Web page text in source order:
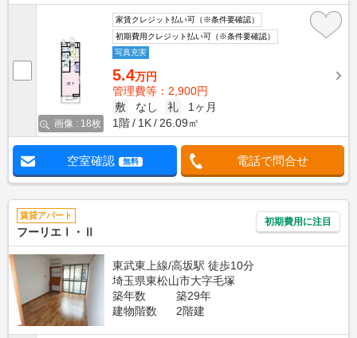
画像 : 18枚
家賃クレジット払い可（※条件要確認）
初期費用クレジット払い可（※条件要確認）
写真充実
5.4万円
管理費等：2,900円
敷
なし 礼
1ヶ月
1階
1K 26.09㎡
空室確認 無料 電話で問合せ
賃貸アパート
フーリエⅠ・Ⅱ
初期費用に注目
東武東上線/高坂駅 徒歩10分
埼玉県東松山市大字毛塚
築年数
築29年
建物階数
2階建